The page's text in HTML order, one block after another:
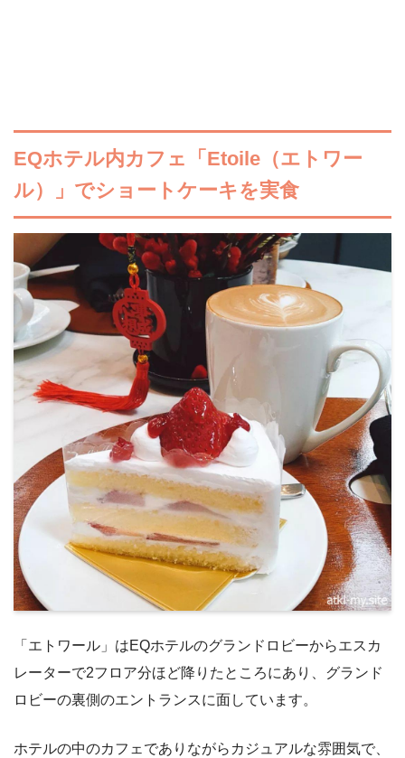
EQホテル内カフェ「Etoile（エトワー
ル）」でショートケーキを実食
「エトワール」はEQホテルのグランドロビーからエスカ
レーターで2フロア分ほど降りたところにあり、グランド
ロビーの裏側のエントランスに面しています。
ホテルの中のカフェでありながらカジュアルな雰囲気で、